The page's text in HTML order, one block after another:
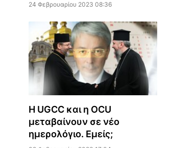
24 Φεβρουαρίου 2023 08:36
Η UGCC και η OCU
μεταβαίνουν σε νέο
ημερολόγιο. Εμείς;